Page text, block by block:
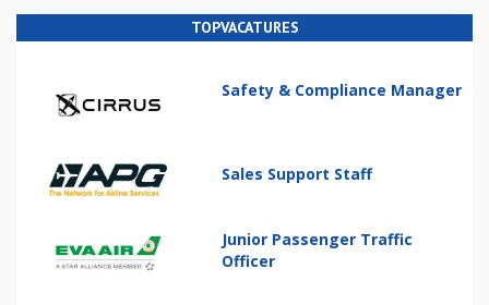
TOPVACATURES
Safety & Compliance Manager
Sales Support Staff
Junior Passenger Traffic
Officer